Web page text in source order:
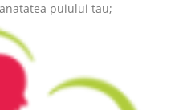
puiului tau;